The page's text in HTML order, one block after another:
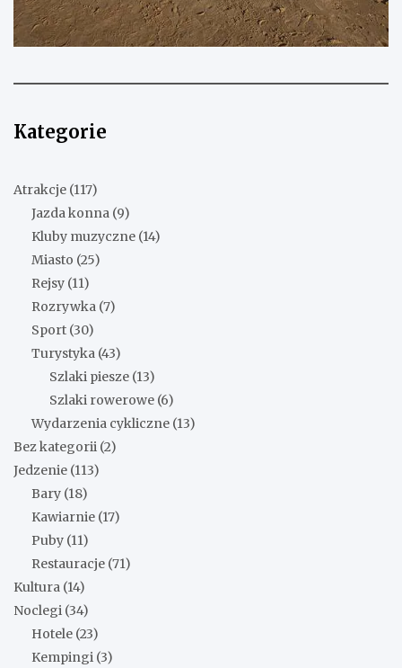
Kategorie
Atrakcje (117)
Jazda konna (9)
Kluby muzyczne (14)
Miasto (25)
Rejsy (11)
Rozrywka (7)
Sport (30)
Turystyka (43)
Szlaki piesze (13)
Szlaki rowerowe (6)
Wydarzenia cykliczne (13)
Bez kategorii (2)
Jedzenie (113)
Bary (18)
Kawiarnie (17)
Puby (11)
Restauracje (71)
Kultura (14)
Noclegi (34)
Hotele (23)
Kempingi (3)